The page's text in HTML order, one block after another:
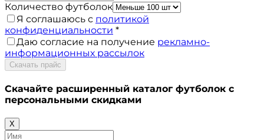
Количество футболок
Я соглашаюсь с политикой
конфиденциальности *
Даю согласие на получение рекламно-
информационных рассылок
Скачать прайс
Скачайте расширенный каталог футболок с
персональными скидками
X